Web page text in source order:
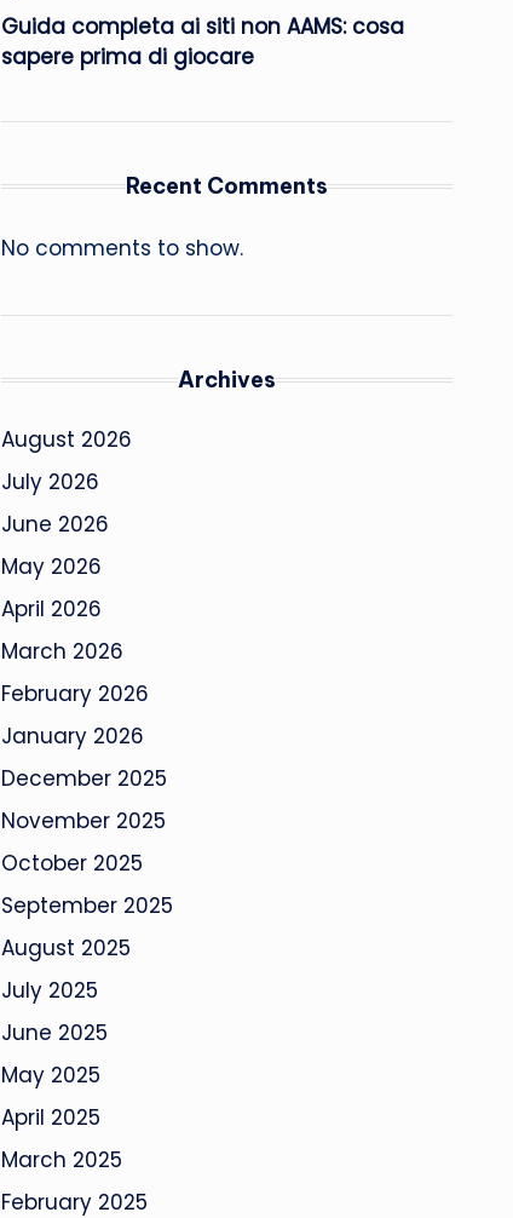
Guida completa ai siti non AAMS: cosa
sapere prima di giocare
Recent Comments
No comments to show.
Archives
August 2026
July 2026
June 2026
May 2026
April 2026
March 2026
February 2026
January 2026
December 2025
November 2025
October 2025
September 2025
August 2025
July 2025
June 2025
May 2025
April 2025
March 2025
February 2025